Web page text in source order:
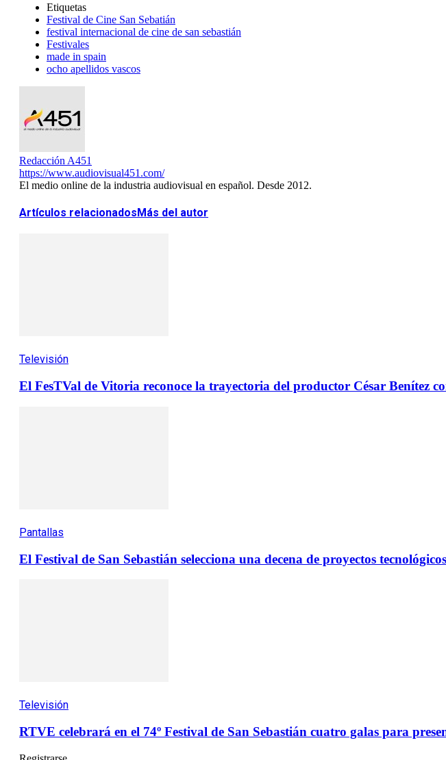
Etiquetas
Festival de Cine San Sebatián
festival internacional de cine de san sebastián
Festivales
made in spain
ocho apellidos vascos
Redacción A451
https://www.audiovisual451.com/
El medio online de la industria audiovisual en español. Desde 2012.
Artículos relacionadosMás del autor
Televisión
El FesTVal de Vitoria reconoce la trayectoria del productor César Benítez
Pantallas
El Festival de San Sebastián selecciona una decena de proyectos
Televisión
RTVE celebrará en el 74º Festival de San Sebastián cuatro galas para